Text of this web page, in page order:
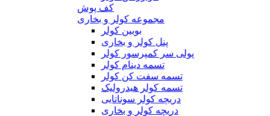
کف پوش
مجموعه کولر و بخاری
بوبین کولر
پنل کولر و بخاری
پولی سر کمپرسور کولر
تسمه دینام کولر
تسمه سفت کن کولر
تسمه کولر هیدرولیک
دریچه کولر سوناتایی
دریچه کولر و بخاری